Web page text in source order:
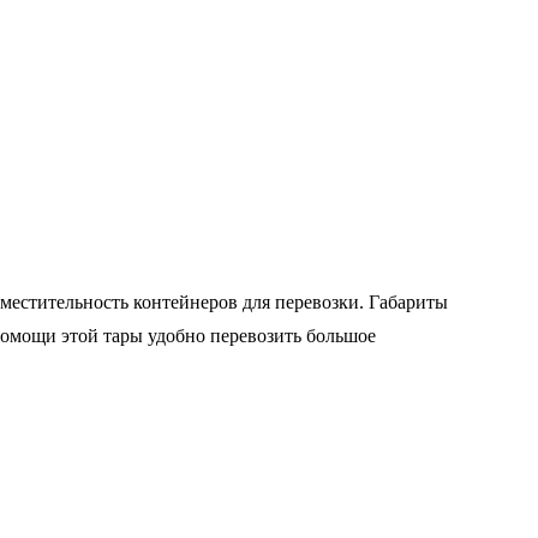
контейнеров для перевозки. Габариты
этой тары удобно перевозить большое